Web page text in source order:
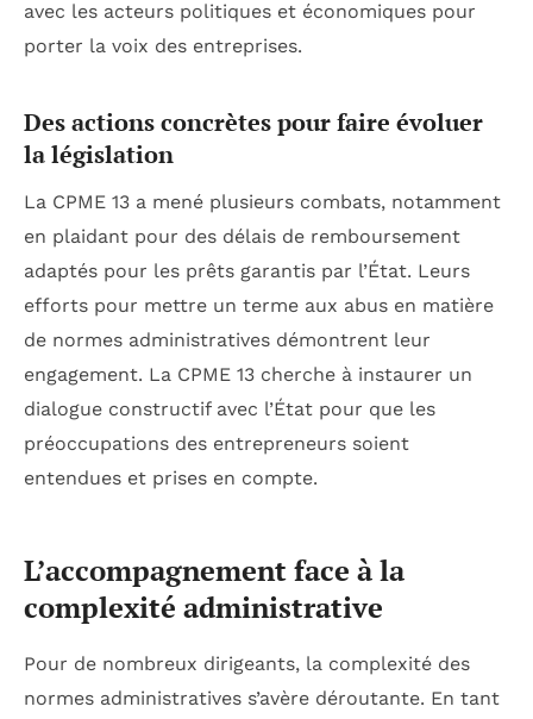
avec les acteurs politiques et économiques pour
porter la voix des entreprises.
Des actions concrètes pour faire évoluer
la législation
La CPME 13 a mené plusieurs combats, notamment
en plaidant pour des délais de remboursement
adaptés pour les prêts garantis par l’État. Leurs
efforts pour mettre un terme aux abus en matière
de normes administratives démontrent leur
engagement. La CPME 13 cherche à instaurer un
dialogue constructif avec l’État pour que les
préoccupations des entrepreneurs soient
entendues et prises en compte.
L’accompagnement face à la
complexité administrative
Pour de nombreux dirigeants, la complexité des
normes administratives s’avère déroutante. En tant